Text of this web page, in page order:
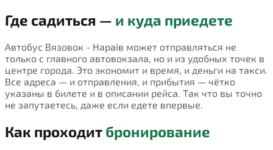
Где садиться — и куда приедете
Автобус Вязовок - Нараїв может отправляться не
только с главного автовокзала, но и из удобных точек в
центре города. Это экономит и время, и деньги на такси.
Все адреса — и отправления, и прибытия — чётко
указаны в билете и в описании рейса. Так что вы точно
не запутаетесь, даже если едете впервые.
Как проходит бронирование